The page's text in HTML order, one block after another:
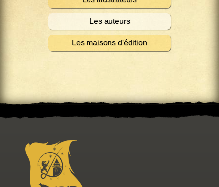
Les auteurs
Les maisons d'édition